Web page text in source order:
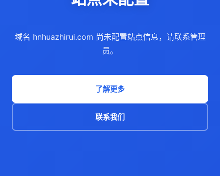
域名 hnhuazhirui.com 尚未配置站点信息，请联系管理
员。
了解更多
联系我们